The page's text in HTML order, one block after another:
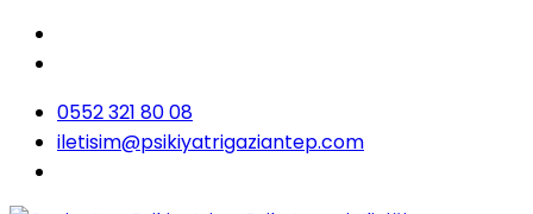
0552 321 80 08
iletisim@psikiyatrigaziantep.com